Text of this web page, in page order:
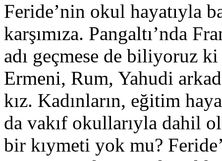
Feride’nin okul hayatıyla
karşımıza. Pangaltı’nda
adı geçmese de biliyoruz
Ermeni, Rum, Yahudi
kız. Kadınların, eğitim
da vakıf okullarıyla dahil
bir kıymeti yok mu?